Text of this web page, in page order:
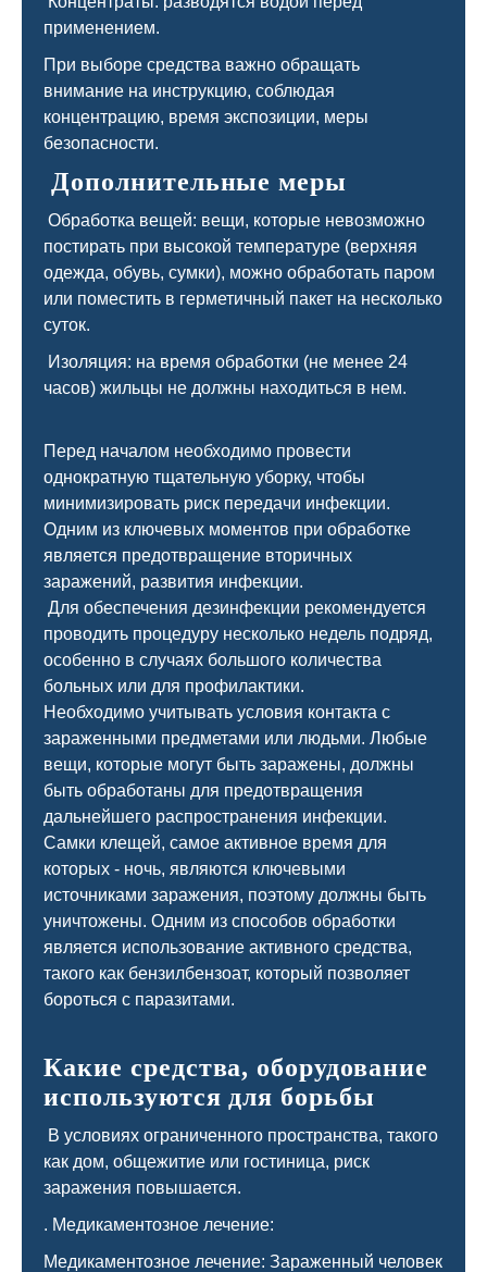
применением.
При выборе средства важно обращать
внимание на инструкцию, соблюдая
концентрацию, время экспозиции, меры
безопасности.
Дополнительные меры
Обработка вещей: вещи, которые невозможно
постирать при высокой температуре (верхняя
одежда, обувь, сумки), можно обработать паром
или поместить в герметичный пакет на несколько
суток.
Изоляция: на время обработки (не менее 24
часов) жильцы не должны находиться в нем.
Перед началом необходимо провести
однократную тщательную уборку, чтобы
минимизировать риск передачи инфекции.
Одним из ключевых моментов при обработке
является предотвращение вторичных
заражений, развития инфекции.
Для обеспечения дезинфекции рекомендуется
проводить процедуру несколько недель подряд,
особенно в случаях большого количества
больных или для профилактики.
Необходимо учитывать условия контакта с
зараженными предметами или людьми. Любые
вещи, которые могут быть заражены, должны
быть обработаны для предотвращения
дальнейшего распространения инфекции.
Самки клещей, самое активное время для
которых - ночь, являются ключевыми
источниками заражения, поэтому должны быть
уничтожены. Одним из способов обработки
является использование активного средства,
такого как бензилбензоат, который позволяет
бороться с паразитами.
Какие средства, оборудование
используются для борьбы
В условиях ограниченного пространства, такого
как дом, общежитие или гостиница, риск
заражения повышается.
. Медикаментозное лечение:
Медикаментозное лечение: Зараженный человек